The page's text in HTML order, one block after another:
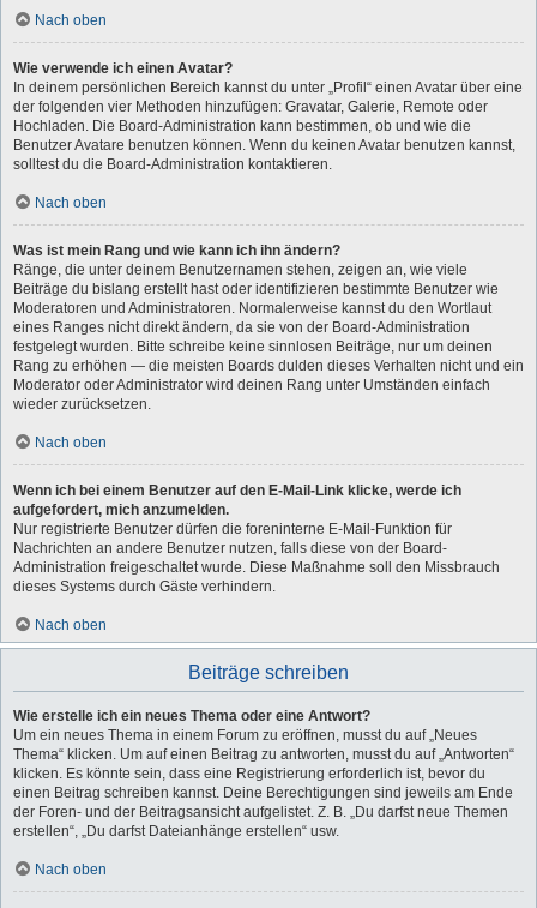
Nach oben
Wie verwende ich einen Avatar?
In deinem persönlichen Bereich kannst du unter „Profil“ einen Avatar über eine
der folgenden vier Methoden hinzufügen: Gravatar, Galerie, Remote oder
Hochladen. Die Board-Administration kann bestimmen, ob und wie die
Benutzer Avatare benutzen können. Wenn du keinen Avatar benutzen kannst,
solltest du die Board-Administration kontaktieren.
Nach oben
Was ist mein Rang und wie kann ich ihn ändern?
Ränge, die unter deinem Benutzernamen stehen, zeigen an, wie viele
Beiträge du bislang erstellt hast oder identifizieren bestimmte Benutzer wie
Moderatoren und Administratoren. Normalerweise kannst du den Wortlaut
eines Ranges nicht direkt ändern, da sie von der Board-Administration
festgelegt wurden. Bitte schreibe keine sinnlosen Beiträge, nur um deinen
Rang zu erhöhen — die meisten Boards dulden dieses Verhalten nicht und ein
Moderator oder Administrator wird deinen Rang unter Umständen einfach
wieder zurücksetzen.
Nach oben
Wenn ich bei einem Benutzer auf den E-Mail-Link klicke, werde ich
aufgefordert, mich anzumelden.
Nur registrierte Benutzer dürfen die foreninterne E-Mail-Funktion für
Nachrichten an andere Benutzer nutzen, falls diese von der Board-
Administration freigeschaltet wurde. Diese Maßnahme soll den Missbrauch
dieses Systems durch Gäste verhindern.
Nach oben
Beiträge schreiben
Wie erstelle ich ein neues Thema oder eine Antwort?
Um ein neues Thema in einem Forum zu eröffnen, musst du auf „Neues
Thema“ klicken. Um auf einen Beitrag zu antworten, musst du auf „Antworten“
klicken. Es könnte sein, dass eine Registrierung erforderlich ist, bevor du
einen Beitrag schreiben kannst. Deine Berechtigungen sind jeweils am Ende
der Foren- und der Beitragsansicht aufgelistet. Z. B. „Du darfst neue Themen
erstellen“, „Du darfst Dateianhänge erstellen“ usw.
Nach oben